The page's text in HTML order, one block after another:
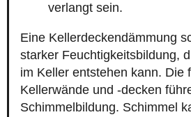
verlangt sein.
Eine Kellerdeckendämmung
starker Feuchtigkeitsbildung,
im Keller entstehen kann. Die
Kellerwände und -decken
Schimmelbildung. Schimmel